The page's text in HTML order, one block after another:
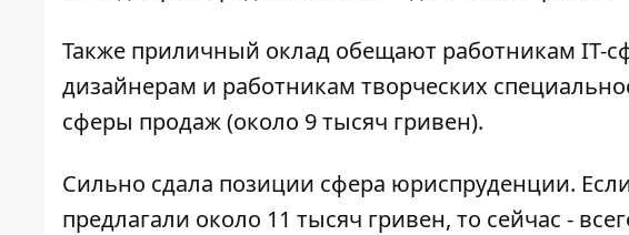
Также приличный оклад обещают работникам IT-
дизайнерам и работникам творческих
сферы продаж (около 9 тысяч гривен).
Сильно сдала позиции сфера юриспруденции.
предлагали около 11 тысяч гривен, то сейчас -